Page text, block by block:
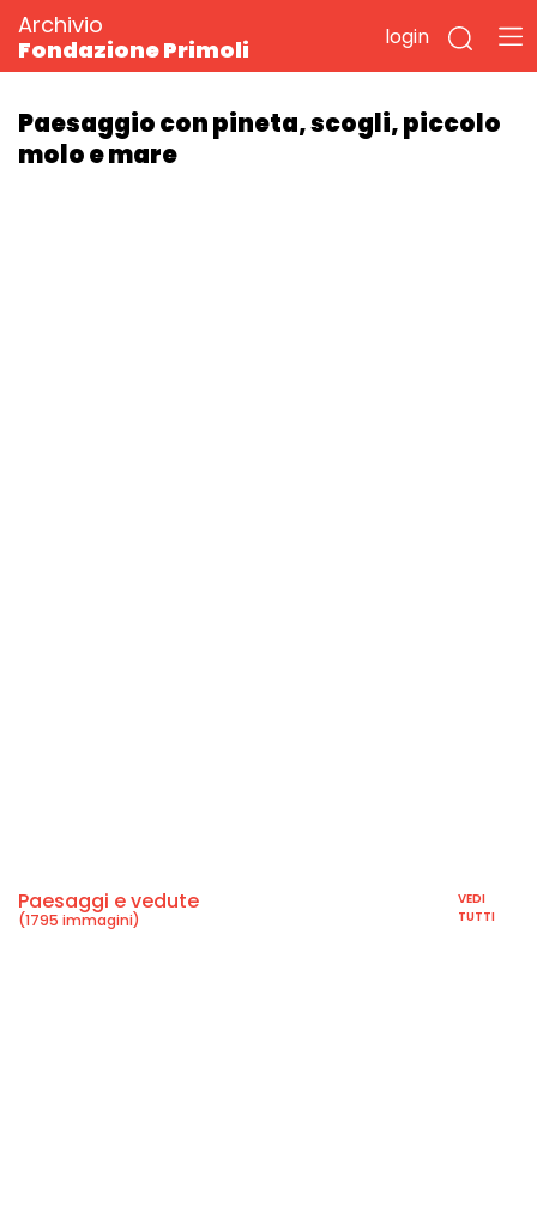
Archivio
Fondazione Primoli
login
Paesaggio con pineta, scogli, piccolo
molo e mare
Paesaggi e vedute
(1795 immagini)
VEDI
TUTTI